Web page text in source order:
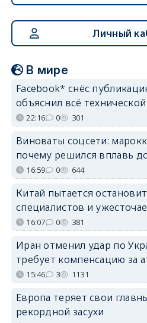
Личный
В мире
Facebook* снёс
объяснил всё
22:16 0 301
Виноваты соцсети:
почему решился вплавь
16:59 0 644
Китай пытается
специалистов и
16:07 0 381
Иран отменил удар по
требует компенсацию за
15:46 3 1131
Европа теряет свои
рекордной засухи